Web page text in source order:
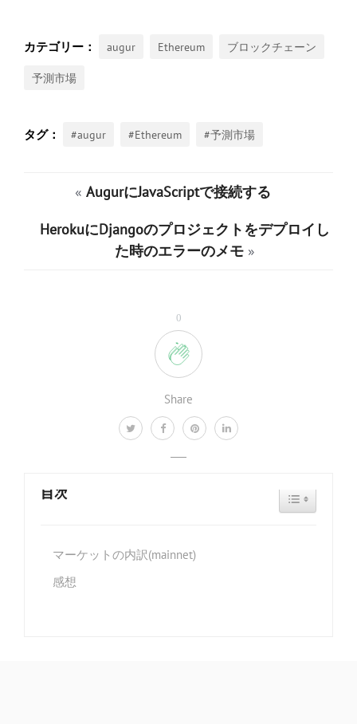
0
Share
augur Ethereum ブロックチェーン
予測市場
#augur #Ethereum #予測市場
« AugurにJavaScriptで接続する
HerokuにDjangoのプロジェクトをデプロイし
た時のエラーのメモ»
目次 TOGGLE
マーケットの内訳(mainnet)
感想